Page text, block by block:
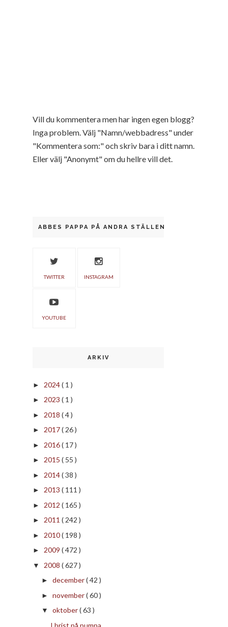
Vill du kommentera men har ingen egen blogg?
Inga problem. Välj "Namn/webbadress" under
"Kommentera som:" och skriv bara i ditt namn.
Eller välj "Anonymt" om du hellre vill det.
ABBES PAPPA PÅ ANDRA STÄLLEN
TWITTER INSTAGRAM
YOUTUBE
ARKIV
► 2024( 1 )
► 2023 ( 1 )
► 2018 ( 4 )
► 2017( 26 )
► 2016( 17 )
► 2015 ( 55 )
► 2014( 38 )
► 2013 ( 111 )
► 2012 ( 165 )
► 2011 ( 242 )
► 2010( 198 )
► 2009 ( 472 )
▼ 2008 ( 627 )
► december( 42 )
► november( 60 )
▼ oktober( 63 )
I brist på pumpa.